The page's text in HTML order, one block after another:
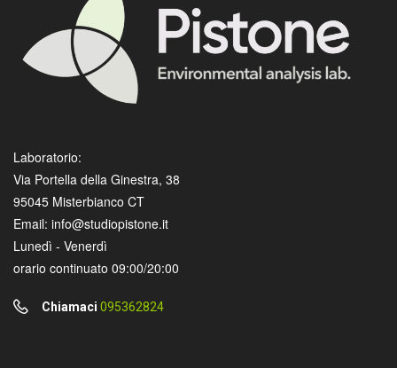
Laboratorio:
Via Portella della Ginestra, 38
95045 Misterbianco CT
Email: info@studiopistone.it
Lunedì - Venerdì
orario continuato 09:00/20:00
Chiamaci 095362824